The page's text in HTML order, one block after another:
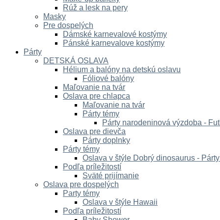
Rúž a lesk na pery
Masky
Pre dospelých
Dámské karnevalové kostýmy
Pánské karnevalove kostýmy
Párty
DETSKÁ OSLAVA
Hélium a balóny na detskú oslavu
Fóliové balóny
Maľovanie na tvár
Oslava pre chlapca
Maľovanie na tvár
Párty témy
Párty narodeninová výzdoba -
Oslava pre dievča
Párty doplnky
Párty témy
Oslava v štýle Dobrý dinosaurus -
Podľa príležitostí
Sväté prijímanie
Oslava pre dospelých
Party témy
Oslava v štýle Hawaii
Podľa príležitostí